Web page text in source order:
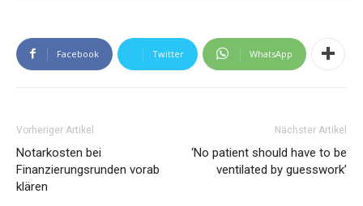
Facebook Twitter WhatsApp
Vorheriger Artikel
Notarkosten bei
Finanzierungsrunden vorab
klären
Nächster Artikel
‘No patient should have to be
ventilated by guesswork’